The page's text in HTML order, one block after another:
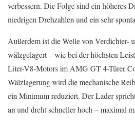
verbessern. Die Folge sind ein höheres
niedrigen Drehzahlen und ein sehr
Außerdem ist die Welle von Verdichter-
wälzgelagert – wie bei der höchsten
Liter-V8-Motors im AMG GT 4-Türer
Wälzlagerung wird die mechanische
ein Minimum reduziert. Der Lader
an und dreht schneller hoch – maximal